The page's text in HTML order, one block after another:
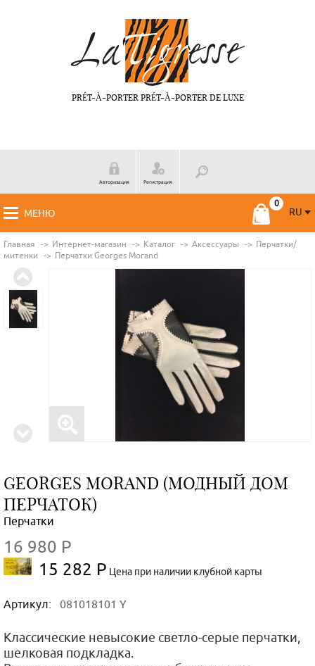
PRÉT-À-PORTER PRÉT-À-PORTER DE LUXE
Авторизация Регистрация
МЕНЮ
RU
FR
Главная Интернет-магазин Каталог Аксессуары
Перчатки/
митенки
Перчатки Georges Morand
GEORGES MORAND (МОДНЫЙ ДОМ
ПЕРЧАТОК)
Перчатки
16 980 Р
15 282 Р Цена при наличии клубной карты
Артикул: 081018101 Y
Классические невысокие светло-серые перчатки,
шелковая подкладка.